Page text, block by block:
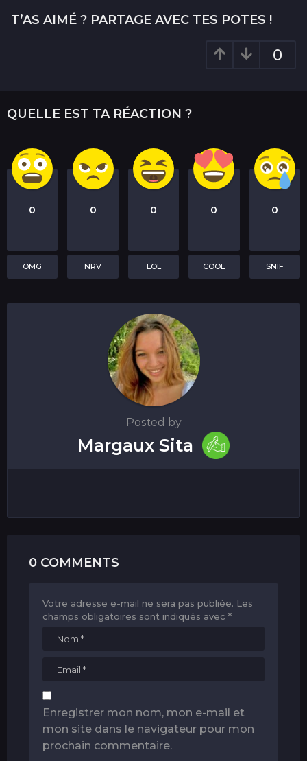
a
T’AS AIMÉ ? PARTAGE AVEC TES POTES !
0
QUELLE EST TA RÉACTION ?
0
OMG
0
NRV
0
LOL
0
COOL
0
SNIF
Posted by
Margaux Sita
0 COMMENTS
Votre adresse e-mail ne sera pas publiée. Les
champs obligatoires sont indiqués avec *
Enregistrer mon nom, mon e-mail et
mon site dans le navigateur pour mon
prochain commentaire.